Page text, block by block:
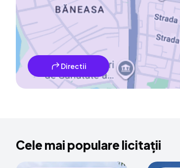
Directii
Cele mai populare licitații